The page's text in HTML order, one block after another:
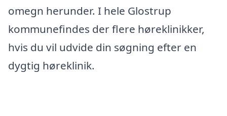
omegn herunder. I hele Glostrup
kommunefindes der flere høreklinikker,
hvis du vil udvide din søgning efter en
dygtig høreklinik.